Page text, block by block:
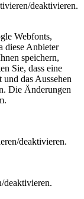
deaktivieren.
Webfonts,
diese Anbieter
speichern,
Sie, dass eine
das Aussehen
Die Änderungen
deaktivieren.
deaktivieren.